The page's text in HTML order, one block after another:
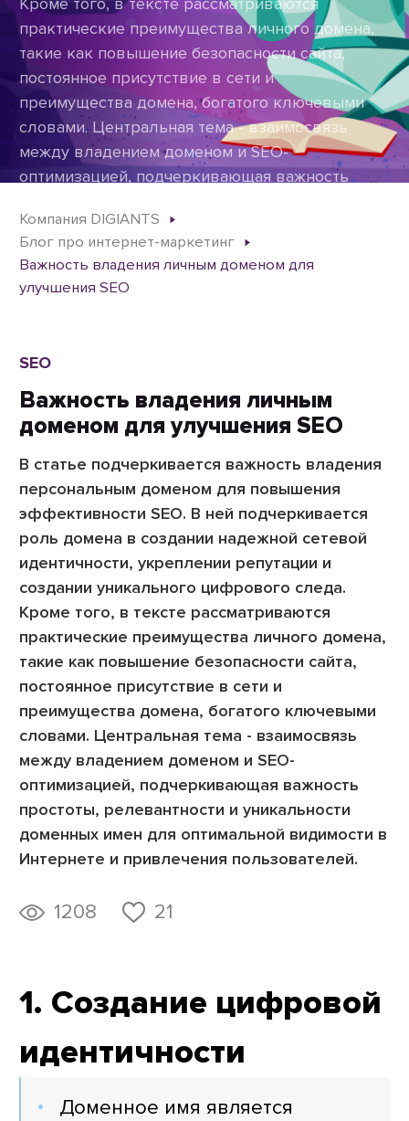
практические преимущества личного домена,
такие как повышение безопасности сайта,
постоянное присутствие в сети и
преимущества домена, богатого ключевыми
словами. Центральная тема - взаимосвязь
между владением доменом и SEO-
оптимизацией, подчеркивающая важность
доменных имен для оптимальной видимости в
Интернете и привлечения пользователей.
Компания DIGIANTS
Блог про интернет-маркетинг
Важность владения личным доменом для
улучшения SEO
SEO
Важность владения личным
доменом для улучшения SEO
В статье подчеркивается важность владения
персональным доменом для повышения
эффективности SEO. В ней подчеркивается
роль домена в создании надежной сетевой
идентичности, укреплении репутации и
создании уникального цифрового следа.
Кроме того, в тексте рассматриваются
практические преимущества личного домена,
такие как повышение безопасности сайта,
постоянное присутствие в сети и
преимущества домена, богатого ключевыми
словами. Центральная тема - взаимосвязь
между владением доменом и SEO-
оптимизацией, подчеркивающая важность
простоты, релевантности и уникальности
доменных имен для оптимальной видимости в
Интернете и привлечения пользователей.
1208 21
1. Создание цифровой
идентичности
Доменное имя является